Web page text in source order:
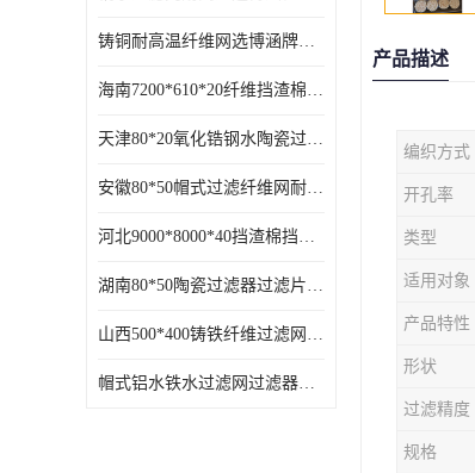
铸铜耐高温纤维网选博涵牌质量稳定
海南7200*610*20纤维挡渣棉耐高温
天津80*20氧化锆钢水陶瓷过滤器过滤效果明显
安徽80*50帽式过滤纤维网耐高温
河北9000*8000*40挡渣棉挡渣效果好耐高温
湖南80*50陶瓷过滤器过滤片过滤网效果好耐高温
山西500*400铸铁纤维过滤网方形网圆形网
帽式铝水铁水过滤网过滤器耐高温
产品描述
编织方式
开孔率
类型
适用对象
产品特性
形状
过滤精度
规格